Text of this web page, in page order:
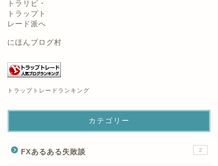
にほんブログ村
トラップトレードランキング
カテゴリー
FXあるある失敗談 2